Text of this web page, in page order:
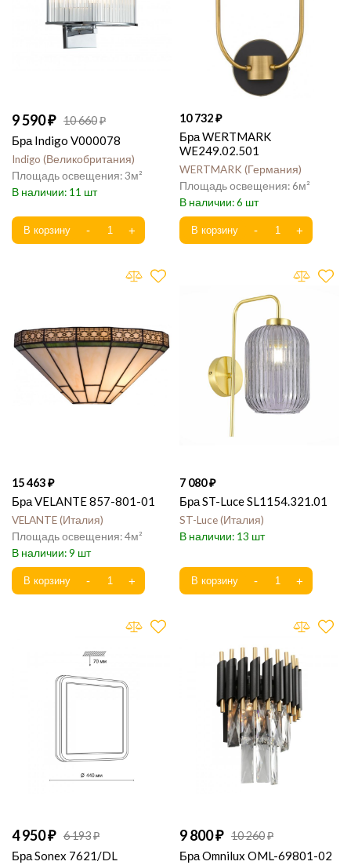
9 590 10 660
Бра Indigo V000078
Indigo Великобритания
3
11
10 732
Бра WERTMARK
WE249.02.501
WERTMARK Германия
6
6
15 463
Бра VELANTE 857-801-01
VELANTE Италия
4
9
7 080
Бра ST-Luce SL1154.321.01
ST-Luce Италия
13
4 950 6 193
Бра Sonex 7621/DL
9 800 10 260
Бра Omnilux OML-69801-02